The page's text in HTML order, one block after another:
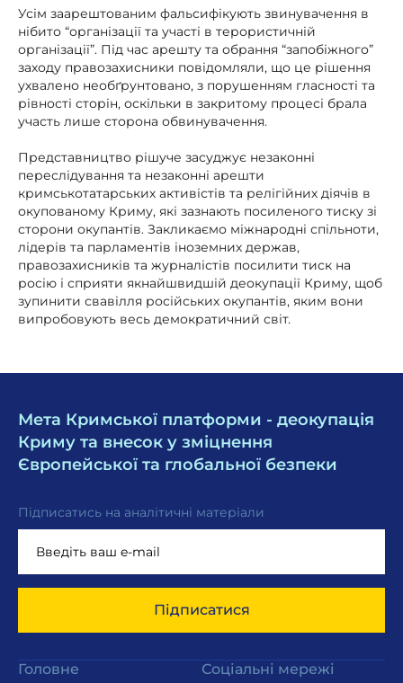
Усім заарештованим фальсифікують звинувачення в
нібито “організації та участі в терористичній
організації”. Під час арешту та обрання “запобіжного”
заходу правозахисники повідомляли, що це рішення
ухвалено необґрунтовано, з порушенням гласності та
рівності сторін, оскільки в закритому процесі брала
участь лише сторона обвинувачення.
Представництво рішуче засуджує незаконні
переслідування та незаконні арешти
кримськотатарських активістів та релігійних діячів в
окупованому Криму, які зазнають посиленого тиску зі
сторони окупантів. Закликаємо міжнародні спільноти,
лідерів та парламентів іноземних держав,
правозахисників та журналістів посилити тиск на
росію і сприяти якнайшвидшій деокупації Криму, щоб
зупинити свавілля російських окупантів, яким вони
випробовують весь демократичний світ.
Мета Кримської платформи - деокупація
Криму та внесок у зміцнення
Європейської та глобальної безпеки
Підписатись на аналітичні матеріали
Підписатися
Головне Соціальні мережі